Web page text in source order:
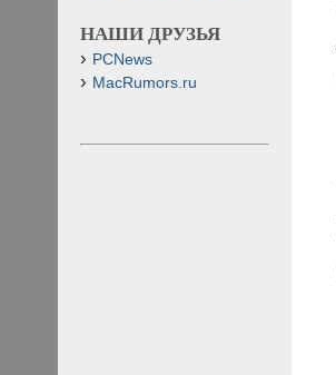
НАШИ ДРУЗЬЯ
PCNews
MacRumors.ru